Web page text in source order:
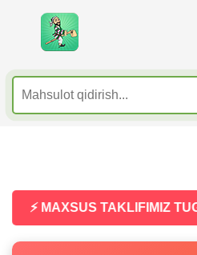
⚡ MAXSUS TAKLIFIMIZ